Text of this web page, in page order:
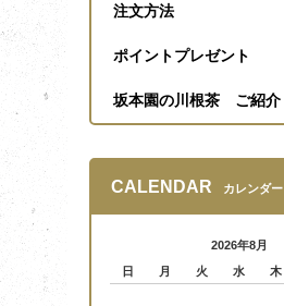
注文方法
ポイントプレゼント
坂本園の川根茶 ご紹介
CALENDAR カレンダー
2026年8月
日
月 火 水 木